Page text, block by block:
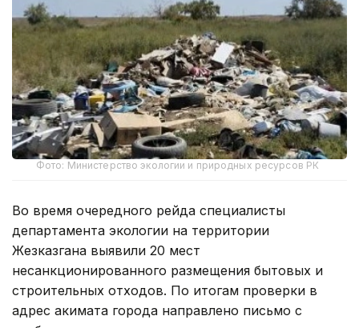
Фото: Министерство экологии и природных ресурсов РК
Во время очередного рейда специалисты
департамента экологии на территории
Жезказгана выявили 20 мест
несанкционированного размещения бытовых и
строительных отходов. По итогам проверки в
адрес акимата города направлено письмо с